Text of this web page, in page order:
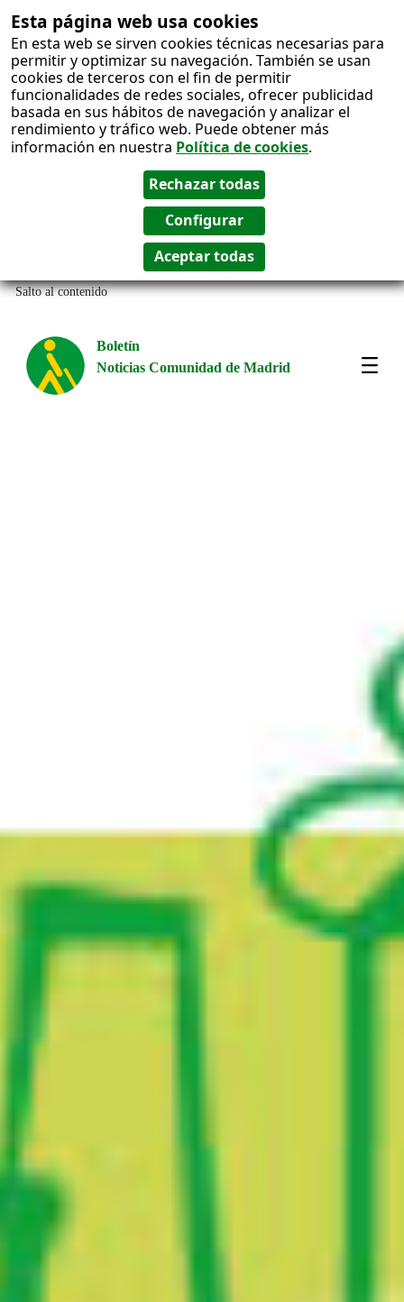
Esta página web usa cookies
En esta web se sirven cookies técnicas necesarias para
permitir y optimizar su navegación. También se usan
cookies de terceros con el fin de permitir
funcionalidades de redes sociales, ofrecer publicidad
basada en sus hábitos de navegación y analizar el
rendimiento y tráfico web. Puede obtener más
información en nuestra Política de cookies.
Salto al contenido
Boletín
Noticias Comunidad de Madrid